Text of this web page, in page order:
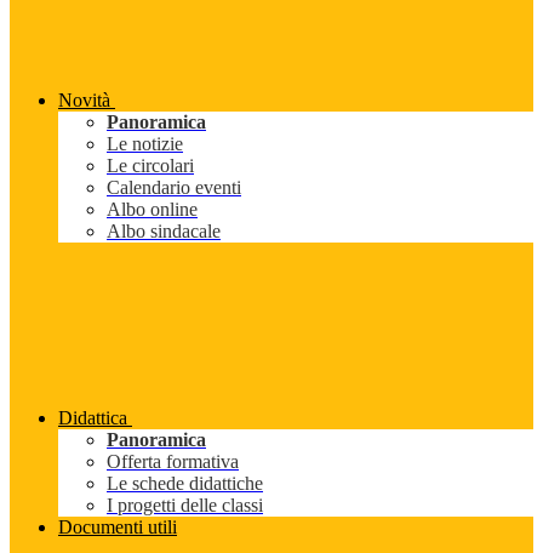
Novità
Panoramica
Le notizie
Le circolari
Calendario eventi
Albo online
Albo sindacale
Didattica
Panoramica
Offerta formativa
Le schede didattiche
I progetti delle classi
Documenti utili